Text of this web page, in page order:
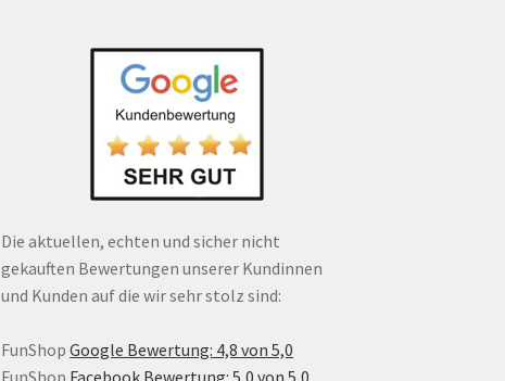
Die aktuellen, echten und sicher nicht
gekauften Bewertungen unserer Kundinnen
und Kunden auf die wir sehr stolz sind:
FunShop Google Bewertung: 4,8 von 5,0
FunShop Facebook Bewertung: 5,0 von 5,0